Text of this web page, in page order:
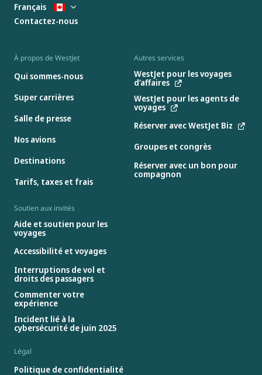
À propos de WestJet
Qui sommes-nous
Super carrières
Salle de presse
Nos avions
Destinations
Tarifs, taxes et frais
Autres services
WestJet pour les voyages
d’affaires
WestJet pour les agents de
voyages
Réserver avec WestJet Biz
Groupes et congrès
Réserver avec un bon pour
compagnon
Soutien aux invités
Aide et soutien pour les
voyages
Accessibilité et voyages
Interruptions de vol et
droits des passagers
Commenter votre
expérience
Incident lié à la
cybersécurité de juin 2025
Légal
Politique de confidentialité
Français
Contactez-nous